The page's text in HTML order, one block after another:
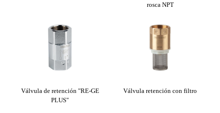
rosca NPT
Válvula de retención "RE-GE
PLUS"
Válvula retención con filtro